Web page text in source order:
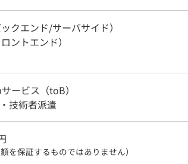
クエンド/サーバサイド）
ントエンド）
ービス（toB）
技術者派遣
を保証するものではありません）